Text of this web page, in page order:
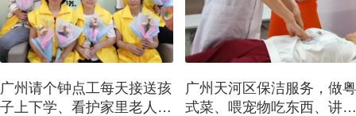
广州请个钟点工每天接送孩
子上下学、看护家里老人、
广州天河区保洁服务，做粤
式菜、喂宠物吃东西、讲白